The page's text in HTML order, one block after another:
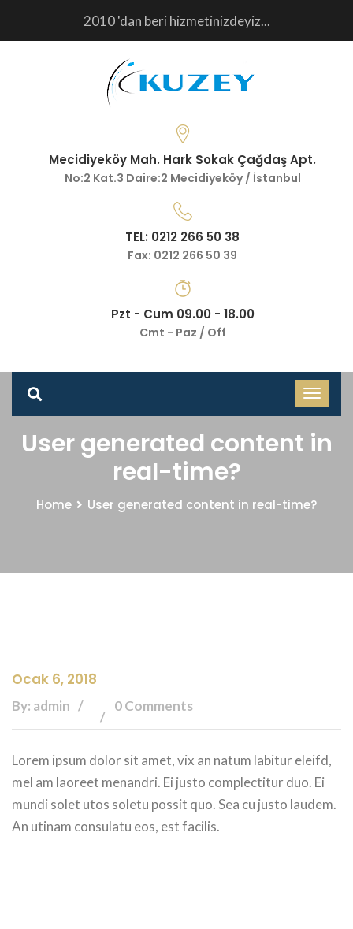
2010 'dan beri hizmetinizdeyiz...
Mecidiyeköy Mah. Hark Sokak Çağdaş Apt.
No:2 Kat.3 Daire:2 Mecidiyeköy / İstanbul
TEL: 0212 266 50 38
Fax: 0212 266 50 39
Pzt - Cum 09.00 - 18.00
Cmt - Paz / Off
User generated content in
real-time?
Home User generated content in real-time?
Ocak 6, 2018
By: admin 0 Comments
Lorem ipsum dolor sit amet, vix an natum labitur eleifd,
mel am laoreet menandri. Ei justo complectitur duo. Ei
mundi solet utos soletu possit quo. Sea cu justo laudem.
An utinam consulatu eos, est facilis.